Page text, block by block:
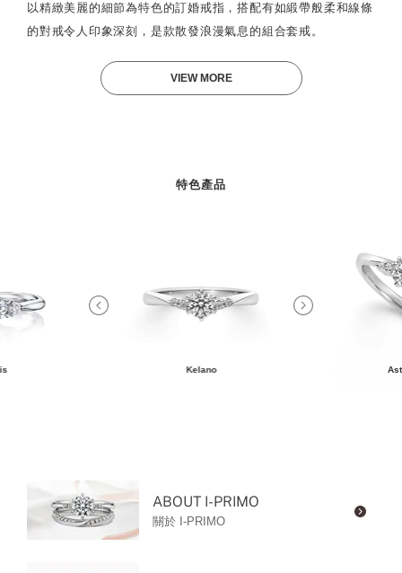
以精緻美麗的細節為特色的訂婚戒指，搭配有如緞帶般柔和線條
的對戒令人印象深刻，是款散發浪漫氣息的組合套戒。
VIEW MORE
特色產品
Kelano
ABOUT I-PRIMO
關於 I-PRIMO